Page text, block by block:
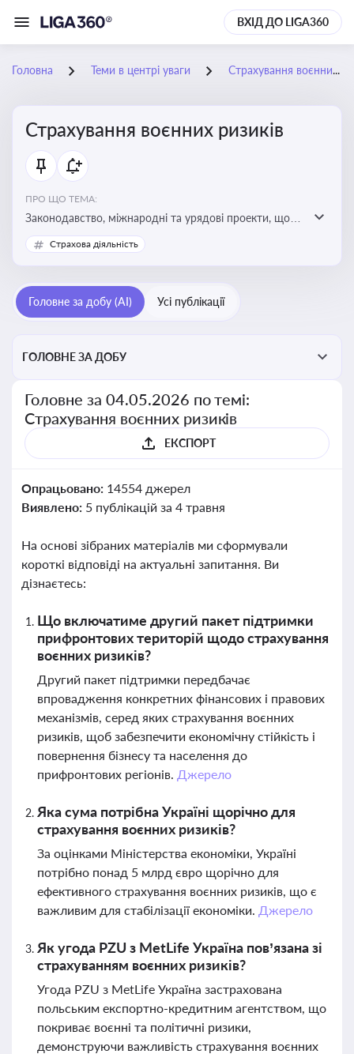
ВХІД ДО LIGA360
Головна Теми в центрі уваги Страхування воєнних ризиків
Страхування воєнних ризиків
ПРО ЩО ТЕМА:
Законодавство, міжнародні та урядові проекти, що
визначають та знижують воєнні ризики для власників
майна, боржників та кредиторів
Страхова діяльність
Головне за добу (AI) Усі публікації
ГОЛОВНЕ ЗА ДОБУ
Головне за 04.05.2026 по темі:
Страхування воєнних ризиків
ЕКСПОРТ
Опрацьовано: 14554 джерел
Виявлено: 5 публікацій за 4 травня
На основі зібраних матеріалів ми сформували
короткі відповіді на актуальні запитання. Ви
дізнаєтесь:
Що включатиме другий пакет підтримки
прифронтових територій щодо страхування
воєнних ризиків?
Другий пакет підтримки передбачає
впровадження конкретних фінансових і правових
механізмів, серед яких страхування воєнних
ризиків, щоб забезпечити економічну стійкість і
повернення бізнесу та населення до
прифронтових регіонів. Джерело
Яка сума потрібна Україні щорічно для
страхування воєнних ризиків?
За оцінками Міністерства економіки, Україні
потрібно понад 5 млрд євро щорічно для
ефективного страхування воєнних ризиків, що є
важливим для стабілізації економіки. Джерело
Як угода PZU з MetLife Україна пов’язана зі
страхуванням воєнних ризиків?
Угода PZU з MetLife Україна застрахована
польським експортно-кредитним агентством, що
покриває воєнні та політичні ризики,
демонструючи важливість страхування воєнних